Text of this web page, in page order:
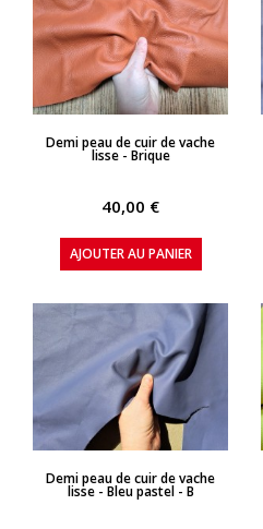
APERÇU RAPIDE
Demi peau de cuir de vache
lisse - Brique
40,00 €
AJOUTER AU PANIER
APERÇU RAPIDE
Demi peau de cuir de vache
lisse - Bleu pastel - B